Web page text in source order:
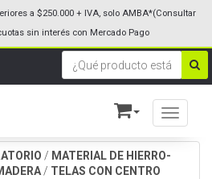
Toggle
a $250.000 + IVA, solo AMBA*(Consultar
sin interés con Mercado Pago
/ MATERIAL DE HIERRO-
/ TELAS CON CENTRO